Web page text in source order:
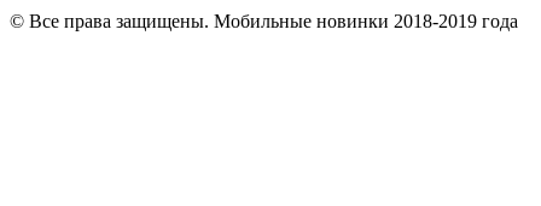
© Все права защищены. Мобильные новинки 2018-2019 года